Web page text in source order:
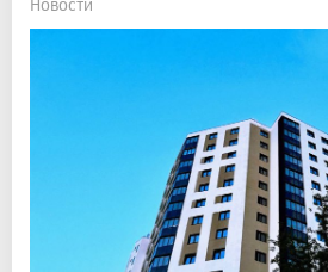
Новости